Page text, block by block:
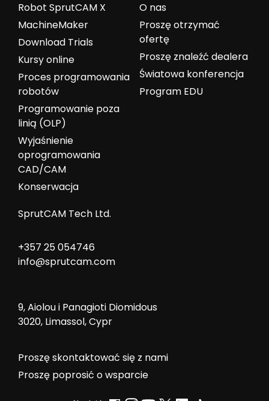
O nas
Proszę otrzymać
ofertę
Proszę znaleźć dealera
Światowa konferencja
Program EDU
Robot SprutCAM X
MachineMaker
Download Trials
Kursy online
Proces programowania
robotów
Programowanie poza
linią (OLP)
Wyjaśnienie
oprogramowania
CAD/CAM
Konserwacja
SprutCAM Tech Ltd.
+357 25 054746
info@sprutcam.com
9, Aiolou i Panagioti Diomidous
3020, Limassol, Cypr
Proszę skontaktować się z nami
Proszę poprosić o wsparcie